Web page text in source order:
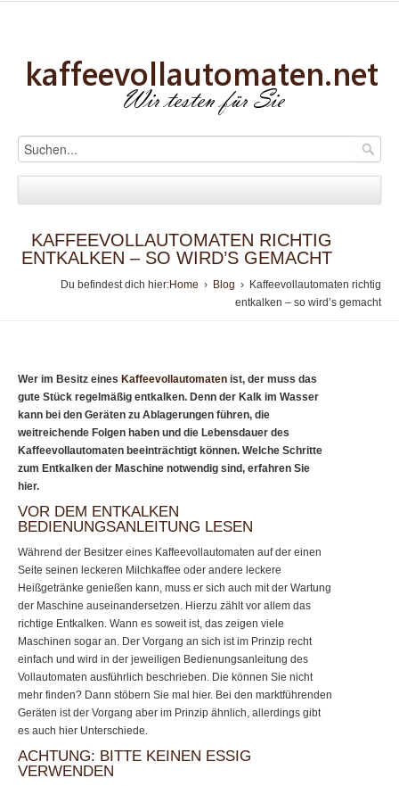
KAFFEEVOLLAUTOMATEN RICHTIG
ENTKALKEN – SO WIRD’S GEMACHT
Du befindest dich hier:Home › Blog › Kaffeevollautomaten richtig
entkalken – so wird’s gemacht
Wer im Besitz eines Kaffeevollautomaten ist, der muss das
gute Stück regelmäßig entkalken. Denn der Kalk im Wasser
kann bei den Geräten zu Ablagerungen führen, die
weitreichende Folgen haben und die Lebensdauer des
Kaffeevollautomaten beeinträchtigt können. Welche Schritte
zum Entkalken der Maschine notwendig sind, erfahren Sie
hier.
VOR DEM ENTKALKEN
BEDIENUNGSANLEITUNG LESEN
Während der Besitzer eines Kaffeevollautomaten auf der einen
Seite seinen leckeren Milchkaffee oder andere leckere
Heißgetränke genießen kann, muss er sich auch mit der Wartung
der Maschine auseinandersetzen. Hierzu zählt vor allem das
richtige Entkalken. Wann es soweit ist, das zeigen viele
Maschinen sogar an. Der Vorgang an sich ist im Prinzip recht
einfach und wird in der jeweiligen Bedienungsanleitung des
Vollautomaten ausführlich beschrieben. Die können Sie nicht
mehr finden? Dann stöbern Sie mal hier. Bei den marktführenden
Geräten ist der Vorgang aber im Prinzip ähnlich, allerdings gibt
es auch hier Unterschiede.
ACHTUNG: BITTE KEINEN ESSIG
VERWENDEN